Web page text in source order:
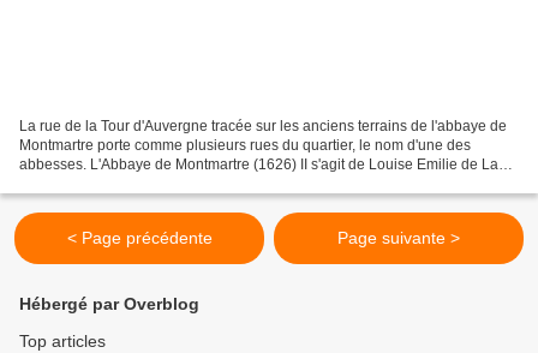
La rue de la Tour d'Auvergne tracée sur les anciens terrains de l'abbaye de
Montmartre porte comme plusieurs rues du quartier, le nom d'une des
abbesses. L'Abbaye de Montmartre (1626) II s'agit de Louise Emilie de La
< Page précédente Page suivante >
Hébergé par Overblog
Top articles